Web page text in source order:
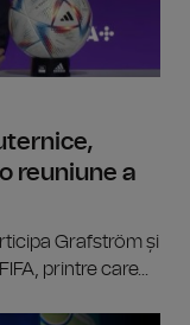
reuniune a
Grafström și
printre care...